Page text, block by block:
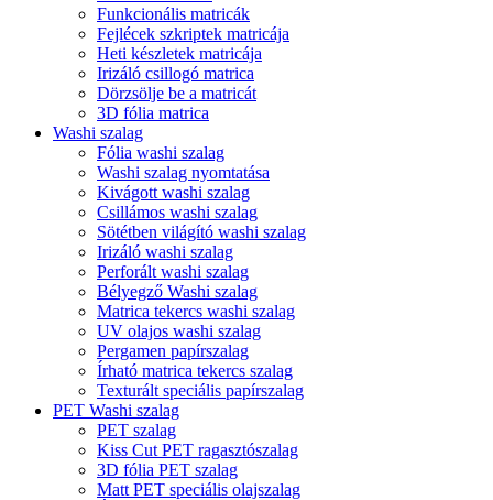
Funkcionális matricák
Fejlécek szkriptek matricája
Heti készletek matricája
Irizáló csillogó matrica
Dörzsölje be a matricát
3D fólia matrica
Washi szalag
Fólia washi szalag
Washi szalag nyomtatása
Kivágott washi szalag
Csillámos washi szalag
Sötétben világító washi szalag
Irizáló washi szalag
Perforált washi szalag
Bélyegző Washi szalag
Matrica tekercs washi szalag
UV olajos washi szalag
Pergamen papírszalag
Írható matrica tekercs szalag
Texturált speciális papírszalag
PET Washi szalag
PET szalag
Kiss Cut PET ragasztószalag
3D fólia PET szalag
Matt PET speciális olajszalag